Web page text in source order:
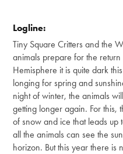
Logline:
Tiny Square Critters and the
animals prepare for the
Hemisphere it is quite dark
longing for spring and
night of winter, the animals
getting longer again. For this,
of snow and ice that leads up
all the animals can see the
horizon. But this year there is